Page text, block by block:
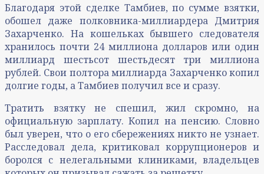
Благодаря этой сделке Тамбиев, по сумме взятки,
обошел даже полковника-миллиардера Дмитрия
Захарченко. На кошельках бывшего следователя
хранилось почти 24 миллиона долларов или один
миллиард шестьсот шестьдесят три миллиона
рублей. Свои полтора миллиарда Захарченко копил
долгие годы, а Тамбиев получил все и сразу.
Тратить взятку не спешил, жил скромно, на
официальную зарплату. Копил на пенсию. Словно
был уверен, что о его сбережениях никто не узнает.
Расследовал дела, критиковал коррупционеров и
боролся с нелегальными клиниками, владельцев